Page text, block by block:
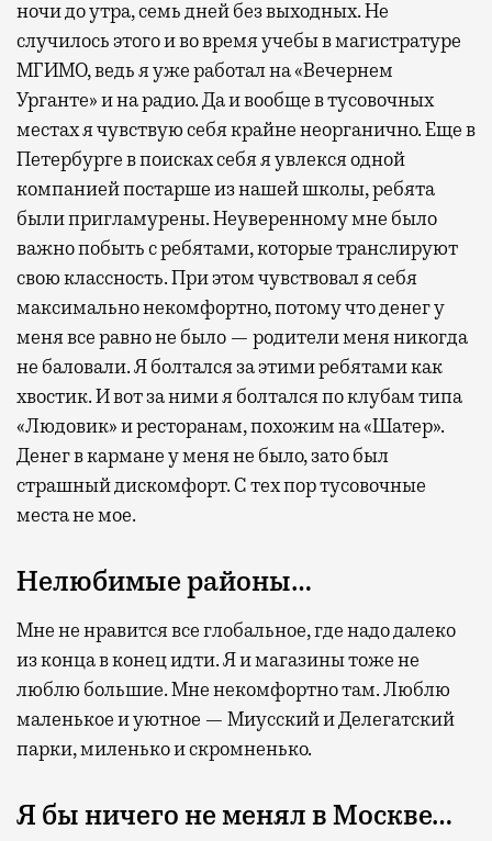
ночи до утра, семь дней без выходных. Не
случилось этого и во время учебы в магистратуре
МГИМО, ведь я уже работал на «Вечернем
Урганте» и на радио. Да и вообще в тусовочных
местах я чувствую себя крайне неорганично. Еще в
Петербурге в поисках себя я увлекся одной
компанией постарше из нашей школы, ребята
были пригламурены. Неуверенному мне было
важно побыть с ребятами, которые транслируют
свою классность. При этом чувствовал я себя
максимально некомфортно, потому что денег у
меня все равно не было — родители меня никогда
не баловали. Я болтался за этими ребятами как
хвостик. И вот за ними я болтался по клубам типа
«Людовик» и ресторанам, похожим на «Шатер».
Денег в кармане у меня не было, зато был
страшный дискомфорт. С тех пор тусовочные
места не мое.
Нелюбимые районы…
Мне не нравится все глобальное, где надо далеко
из конца в конец идти. Я и магазины тоже не
люблю большие. Мне некомфортно там. Люблю
маленькое и уютное — Миусский и Делегатский
парки, миленько и скромненько.
Я бы ничего не менял в Москве…